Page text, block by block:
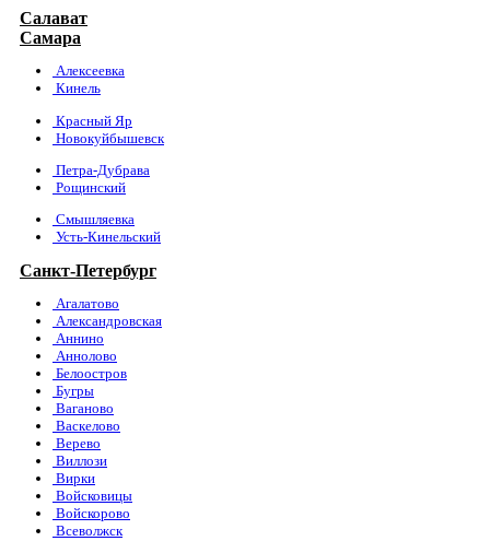
Салават
Самара
Алексеевка
Кинель
Красный Яр
Новокуйбышевск
Петра-Дубрава
Рощинский
Смышляевка
Усть-Кинельский
Санкт-Петербург
Агалатово
Александровская
Аннино
Аннолово
Белоостров
Бугры
Ваганово
Васкелово
Верево
Виллози
Вирки
Войсковицы
Войскорово
Всеволжск